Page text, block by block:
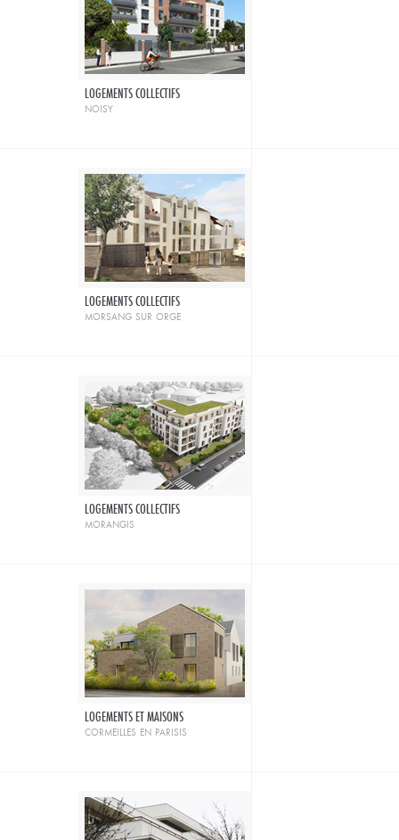
LOGEMENTS COLLECTIFS
noisy
LOGEMENTS COLLECTIFS
morsang sur orge
LOGEMENTS COLLECTIFS
morangis
LOGEMENTS ET MAISONS
cormeilles en parisis